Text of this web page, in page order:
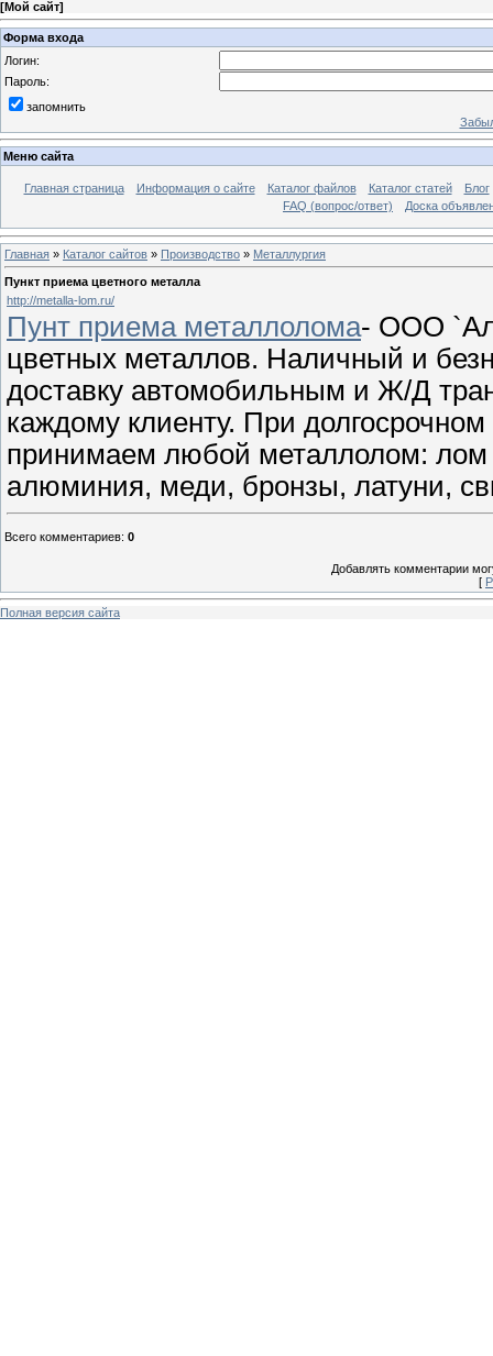
[Мой сайт]
Форма входа
Логин:
Пароль:
запомнить
Меню сайта
Главная страница Информация о сайте Каталог файлов Каталог статей
Блог
FAQ (вопрос/ответ)
Доска
Главная » Каталог сайтов » Производство » Металлургия
Пункт приема цветного металла
http://metalla-lom.ru/
Пунт приема металлолома- ООО
цветных металлов. Наличный и
доставку автомобильным и Ж/Д
каждому клиенту. При
принимаем любой металлолом:
алюминия, меди, бронзы, латуни,
Всего комментариев: 0
Добавлять комментарии
[
Полная версия сайта